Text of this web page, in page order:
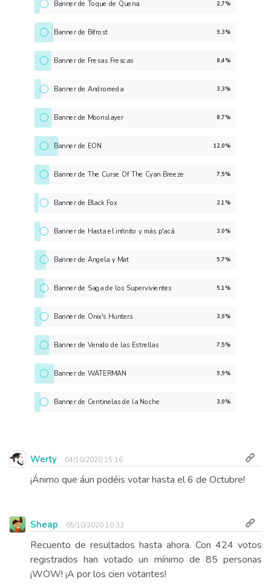
Banner de Toque de Quena 2,7%
Banner de Bifrost 9,3%
Banner de Fresas Frescas 8,4%
Banner de Andromeda 3,3%
Banner de Moonslayer 8,7%
Banner de EON 12,0%
Banner de The Curse Of The Cyan Breeze 7,5%
Banner de Black Fox 2,1%
Banner de Hasta el infinito y más p'acá 3,0%
Banner de Angela y Mat 5,7%
Banner de Saga de los Supervivientes 5,1%
Banner de Onix's Hunters 3,6%
Banner de Venido de las Estrellas 7,5%
Banner de WATERMAN 9,9%
Banner de Centinelas de la Noche 3,0%
Werty 04/10/2020 15:16
¡Ánimo que áun podéis votar hasta el 6 de Octubre!
Sheap 05/10/2020 10:33
Recuento de resultados hasta ahora. Con 424 votos
registrados han votado un mínimo de 85 personas
¡WOW! ¡A por los cien votantes!